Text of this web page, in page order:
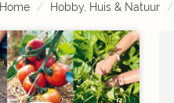
Home Hobby, Huis & Natuur